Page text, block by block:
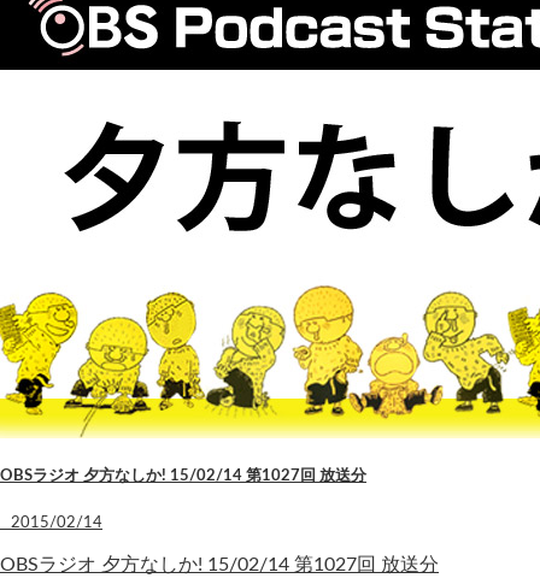
OBSラジオ 夕方なしか! 15/02/14 第1027回 放送分
2015/02/14
OBSラジオ 夕方なしか! 15/02/14 第1027回 放送分